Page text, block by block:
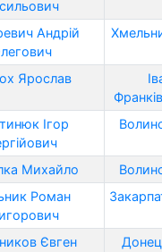
Андрій
Ярослав
Ігор
Михайло
Роман
Євген